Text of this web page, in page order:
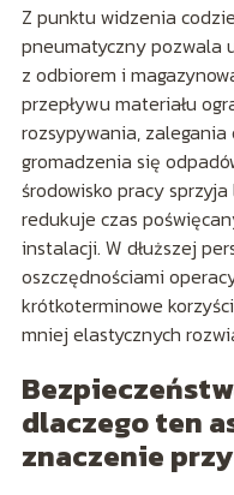
Z punktu widzenia
pneumatyczny pozwala
z odbiorem i
przepływu materiału
rozsypywania,
gromadzenia się
środowisko pracy
redukuje czas
instalacji. W dłuższej
oszczędnościami
krótkoterminowe
mniej elastycznych
dlaczego ten
znaczenie